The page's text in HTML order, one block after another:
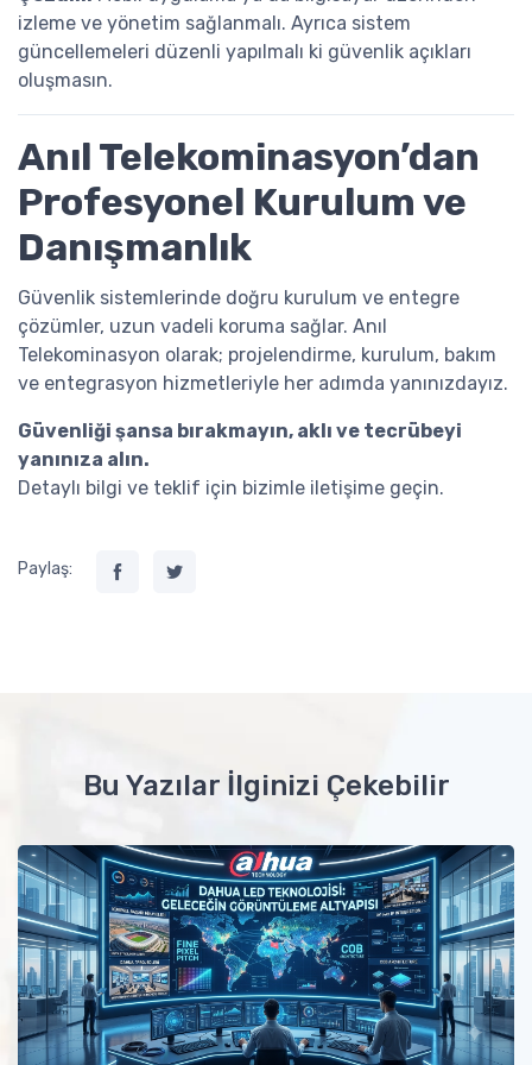
izleme ve yönetim sağlanmalı. Ayrıca sistem
güncellemeleri düzenli yapılmalı ki güvenlik açıkları
oluşmasın.
Anıl Telekominasyon’dan
Profesyonel Kurulum ve
Danışmanlık
Güvenlik sistemlerinde doğru kurulum ve entegre
çözümler, uzun vadeli koruma sağlar. Anıl
Telekominasyon olarak; projelendirme, kurulum, bakım
ve entegrasyon hizmetleriyle her adımda yanınızdayız.
Güvenliği şansa bırakmayın, aklı ve tecrübeyi
yanınıza alın.
Detaylı bilgi ve teklif için bizimle iletişime geçin.
Paylaş:
Bu Yazılar İlginizi Çekebilir